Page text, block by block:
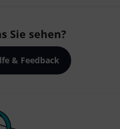
Sie sehen?
& Feedback